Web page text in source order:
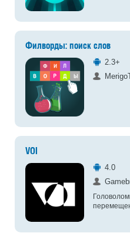
Филворды: поиск слов
2.3+
VOI
4.0